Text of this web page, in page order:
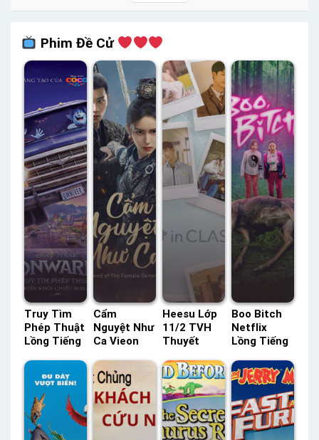
Phim Đề Cử
Truy Tìm
Phép Thuật
Lồng Tiếng
HD Lồng
Tiếng
Cẩm
Nguyệt Như
Ca Vieon
Minh –
Status: 36 /
36 Thuyết
Minh
Heesu Lớp
11/2 TVH
Thuyết
Status: 10 /
10 Thuyết
Minh
Boo Bitch
Netflix
Lồng Tiếng
08 / 08
Lồng Tiếng